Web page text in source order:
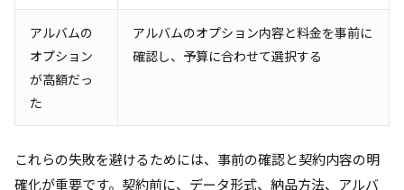
アルバムの
オプション
が高額だっ
た
アルバムのオプション内容と料金を事前に
確認し、予算に合わせて選択する
これらの失敗を避けるためには、事前の確認と契約内容の明
確化が重要です。契約前に、データ形式、納品方法、アルバ